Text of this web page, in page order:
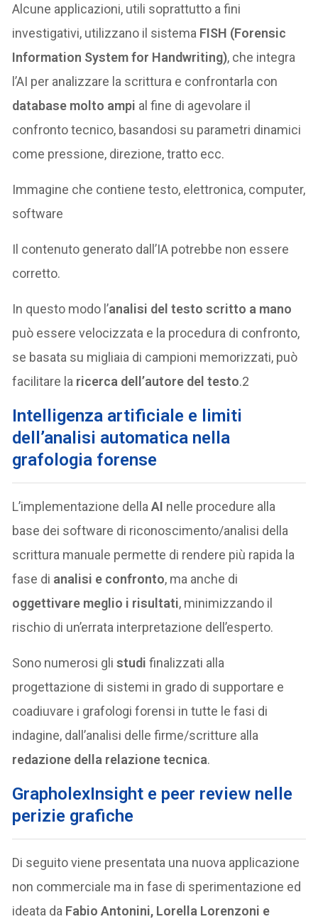
Alcune applicazioni, utili soprattutto a fini
investigativi, utilizzano il sistema FISH (Forensic
Information System for Handwriting), che integra
l’AI per analizzare la scrittura e confrontarla con
database molto ampi al fine di agevolare il
confronto tecnico, basandosi su parametri dinamici
come pressione, direzione, tratto ecc.
Immagine che contiene testo, elettronica, computer,
software
Il contenuto generato dall’IA potrebbe non essere
corretto.
In questo modo l’analisi del testo scritto a mano
può essere velocizzata e la procedura di confronto,
se basata su migliaia di campioni memorizzati, può
facilitare la ricerca dell’autore del testo.2
Intelligenza artificiale e limiti
dell’analisi automatica nella
grafologia forense
L’implementazione dellaAI nelle procedure alla
base dei software di riconoscimento/analisi della
scrittura manuale permette di rendere più rapida la
fase di analisi e confronto, ma anche di
oggettivare meglio i risultati, minimizzando il
rischio di un’errata interpretazione dell’esperto.
Sono numerosi glistudi finalizzati alla
progettazione di sistemi in grado di supportare e
coadiuvare i grafologi forensi in tutte le fasi di
indagine, dall’analisi delle firme/scritture alla
redazione della relazione tecnica.
GrapholexInsight e peer review nelle
perizie grafiche
Di seguito viene presentata una nuova applicazione
non commerciale ma in fase di sperimentazione ed
ideata da Fabio Antonini, Lorella Lorenzoni e